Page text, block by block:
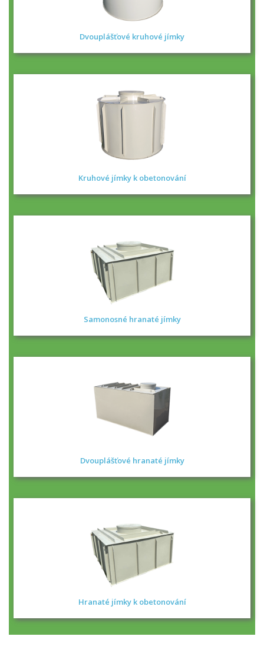
Dvouplášťové kruhové jímky
Kruhové jímky k obetonování
Samonosné hranaté jímky
Dvouplášťové hranaté jímky
Hranaté jímky k obetonování